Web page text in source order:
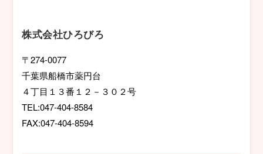
株式会社ひろびろ
〒274-0077
千葉県船橋市薬円台
４丁目１３番１２－３０２号
TEL:047-404-8584
FAX:047-404-8594